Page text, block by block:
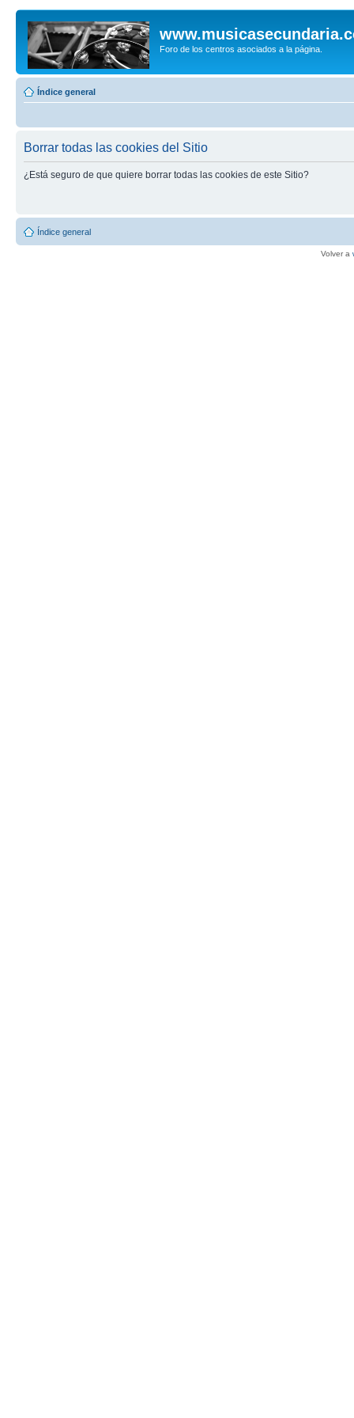
Foro de los centros asociados a la página.
Índice general
Borrar todas las cookies del Sitio
¿Está seguro de que quiere borrar todas las cookies de este Sitio?
Índice general
Volver a